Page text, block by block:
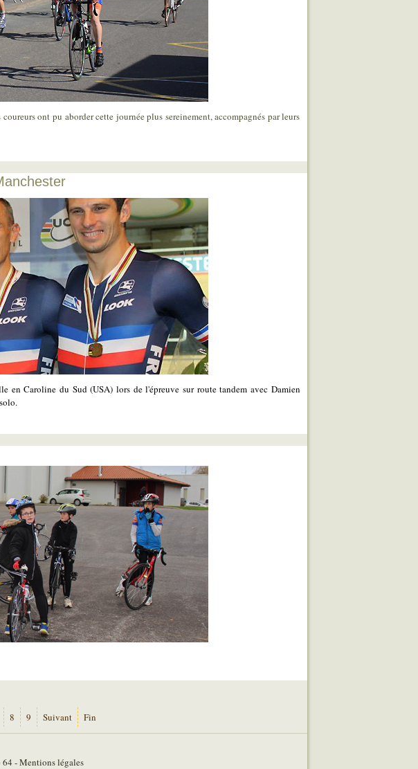
ont pu aborder cette journée plus sereinement, accompagnés par leurs
en Caroline du Sud (USA) lors de l'épreuve sur route tandem avec Damien
8 9 Suivant Fin
- Mentions légales